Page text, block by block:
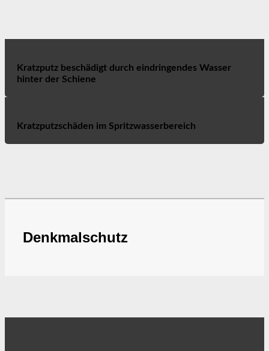
Kratzputz beschädigt durch eindringendes Wasser
hinter der Schiene
Kratzputzschäden im Spritzwasserbereich
Denkmalschutz